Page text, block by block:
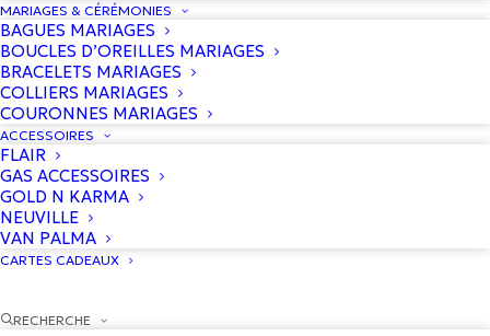
MARIAGES & CÉRÉMONIES
BAGUES MARIAGES
BOUCLES D’OREILLES MARIAGES
BRACELETS MARIAGES
COLLIERS MARIAGES
COURONNES MARIAGES
ACCESSOIRES
FLAIR
GAS ACCESSOIRES
GOLD N KARMA
NEUVILLE
VAN PALMA
CARTES CADEAUX
RECHERCHE